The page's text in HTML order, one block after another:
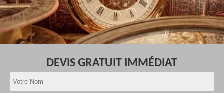
DEVIS GRATUIT IMMÉDIAT